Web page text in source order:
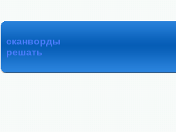
сканворды
решать